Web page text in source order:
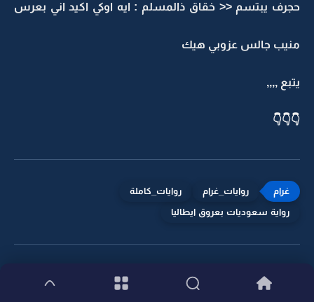
حجرف يبتسم << خقاق ذالمسلم : ايه اوكي اكيد اني بعرس
منيب جالس عزوبي هيك
يتبع ,,,,
👇👇👇
روايات_غرام
روايات_كاملة
رواية سعوديات بعروق ايطاليا